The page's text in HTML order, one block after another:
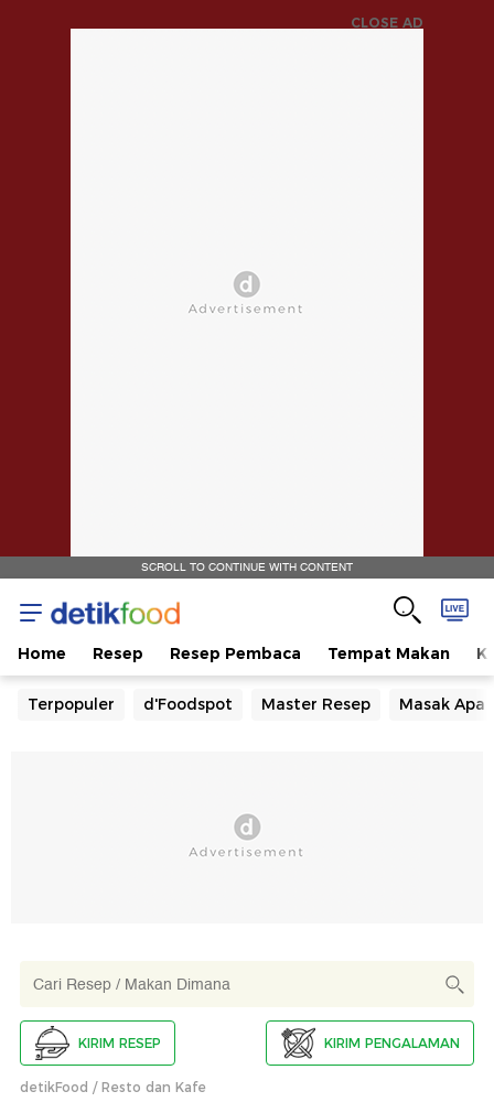
CLOSE AD
SCROLL TO CONTINUE WITH CONTENT
Home Resep Resep Pembaca Tempat Makan
Terpopuler d'Foodspot Master Resep Masak Apa
KIRIM RESEP KIRIM PENGALAMAN
detikFood Resto dan Kafe